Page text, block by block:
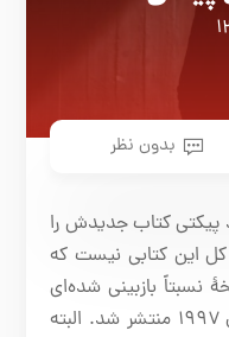
بدون نظر
کتاب جدیدش را
این کتابی نیست که
نسبتاً بازبینی شده‌ای
است از کتابی که اولین بار در سال ۱۹۹۷ منتشر شد. البته